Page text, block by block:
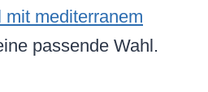
mediterranem
passende Wahl.